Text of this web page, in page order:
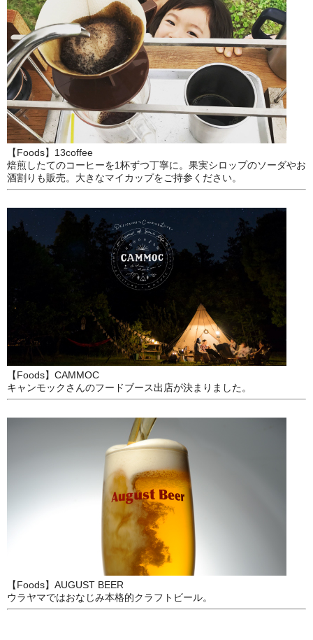
【Foods】13coffee
焙煎したてのコーヒーを1杯ずつ丁寧に。果実シロップのソーダやお
酒割りも販売。大きなマイカップをご持参ください。
【Foods】CAMMOC
キャンモックさんのフードブース出店が決まりました。
【Foods】AUGUST BEER
ウラヤマではおなじみ本格的クラフトビール。